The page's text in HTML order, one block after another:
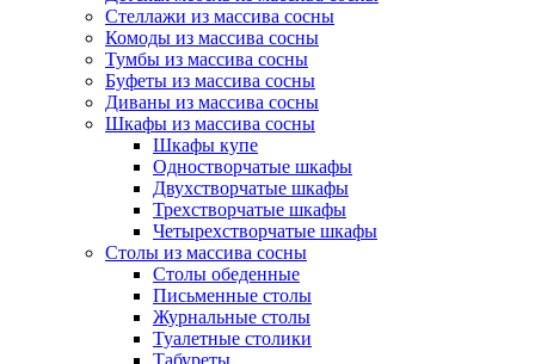
Стеллажи из массива сосны
Комоды из массива сосны
Тумбы из массива сосны
Буфеты из массива сосны
Диваны из массива сосны
Шкафы из массива сосны
Шкафы купе
Одностворчатые шкафы
Двухстворчатые шкафы
Трехстворчатые шкафы
Четырехстворчатые шкафы
Столы из массива сосны
Столы обеденные
Письменные столы
Журнальные столы
Туалетные столики